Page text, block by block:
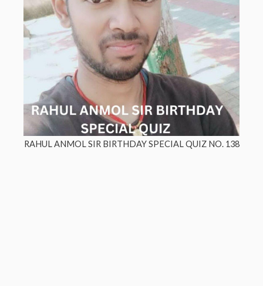
RAHUL ANMOL SIR BIRTHDAY SPECIAL QUIZ NO. 138